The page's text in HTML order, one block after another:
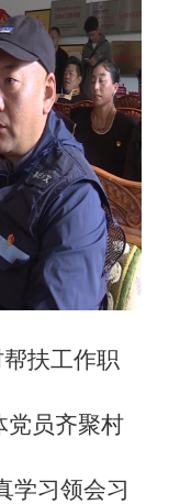
扶工作职
党员齐聚村
学习领会习